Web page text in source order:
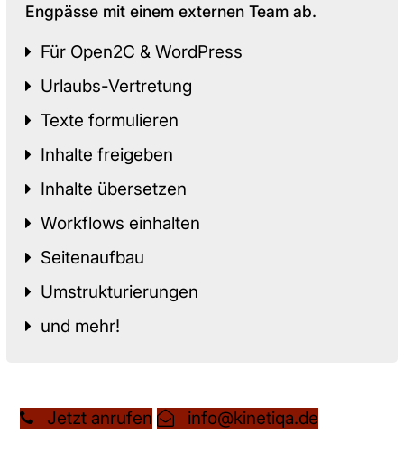
Engpässe mit einem externen Team ab.
Für Open2C & WordPress
Urlaubs-Vertretung
Texte formulieren
Inhalte freigeben
Inhalte übersetzen
Workflows einhalten
Seitenaufbau
Umstrukturierungen
und mehr!
Jetzt anrufen info@kinetiqa.de